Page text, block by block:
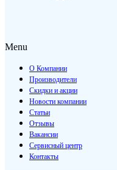
Menu
О Компании
Производители
Скидки и акции
Новости компании
Статьи
Отзывы
Вакансии
Сервисный центр
Контакты